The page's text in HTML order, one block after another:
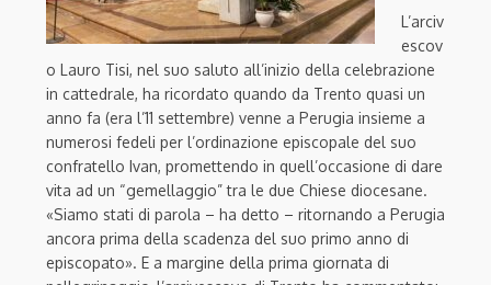
L’arciv
escov
o Lauro Tisi, nel suo saluto all’inizio della celebrazione
in cattedrale, ha ricordato quando da Trento quasi un
anno fa (era l’11 settembre) venne a Perugia insieme a
numerosi fedeli per l’ordinazione episcopale del suo
confratello Ivan, promettendo in quell’occasione di dare
vita ad un “gemellaggio” tra le due Chiese diocesane.
«Siamo stati di parola – ha detto – ritornando a Perugia
ancora prima della scadenza del suo primo anno di
episcopato». E a margine della prima giornata di